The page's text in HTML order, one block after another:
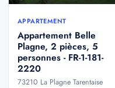
APPARTEMENT
Appartement Belle
Plagne, 2 pièces, 5
personnes - FR-1-181-
2220
73210 La Plagne Tarentaise